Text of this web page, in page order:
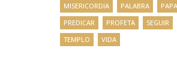
MISERICORDIA
PALABRA PAPA
PREDICAR
PROFETA
SEGUIR
TEMPLO
VIDA